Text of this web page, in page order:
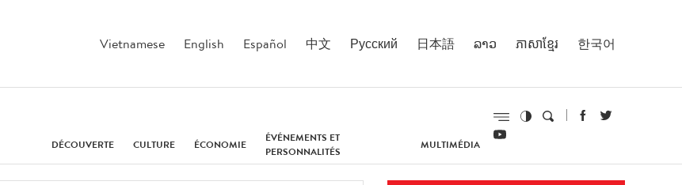
Vietnamese English Español 中文 Русский 日本語 ລາວ ភាសាខ្មែរ 한국어
DÉCOUVERTE CULTURE ÉCONOMIE
ÉVÉNEMENTS ET
PERSONNALITÉS
MULTIMÉDIA